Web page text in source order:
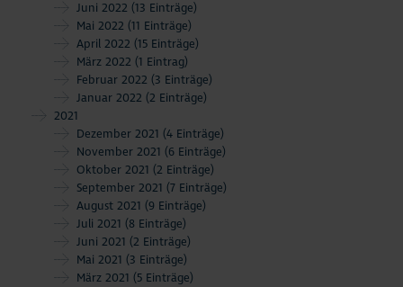
Juni 2022 (13 Einträge)
Mai 2022 (11 Einträge)
April 2022 (15 Einträge)
März 2022 (1 Eintrag)
Februar 2022 (3 Einträge)
Januar 2022 (2 Einträge)
2021
Dezember 2021 (4 Einträge)
November 2021 (6 Einträge)
Oktober 2021 (2 Einträge)
September 2021 (7 Einträge)
August 2021 (9 Einträge)
Juli 2021 (8 Einträge)
Juni 2021 (2 Einträge)
Mai 2021 (3 Einträge)
März 2021 (5 Einträge)